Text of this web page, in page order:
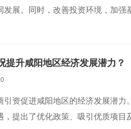
发展。同时，改善投资环境，加
提升咸阳地区经济发展潜力？
引资促进咸阳地区的经济发展潜
，提出了优化政策、吸引优质项